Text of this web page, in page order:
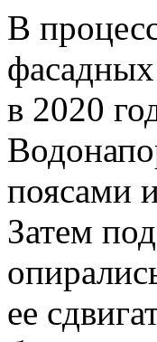
В
в 2020
поясами
Затем
ее